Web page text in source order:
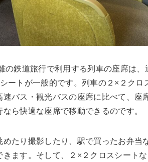
の鉄道旅行で利用する列車の座席は、
ートが一般的です。列車の２×２クロ
バス・観光バスの座席に比べて、座
ら快適な座席で移動できるのです。
たり撮影したり、駅で買ったお弁当
ます。そして、２×２クロスシート